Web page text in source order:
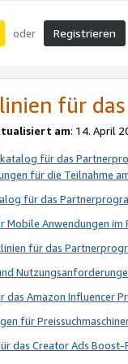
oder Registrieren
für
am: 14. April
für das
für die Teilnahme
für das
Mobile Anwendungen im
für das
das Amazon Influencer
für
das Creator Ads Boost-